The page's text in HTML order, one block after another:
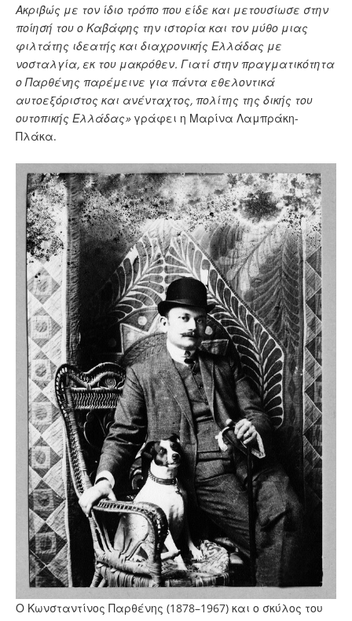
Ακριβώς με τον ίδιο τρόπο που είδε και μετουσίωσε στην
ποίησή του ο Καβάφης την ιστορία και τον μύθο μιας
φιλτάτης ιδεατής και διαχρονικής Ελλάδας με
νοσταλγία, εκ του μακρόθεν. Γιατί στην πραγματικότητα
ο Παρθένης παρέμεινε για πάντα εθελοντικά
αυτοεξόριστος και ανένταχτος, πολίτης της δικής του
ουτοπικής Ελλάδας»γράφει η Μαρίνα Λαμπράκη-
Πλάκα.
Ο Κωνσταντίνος Παρθένης (1878–1967) και ο σκύλος του